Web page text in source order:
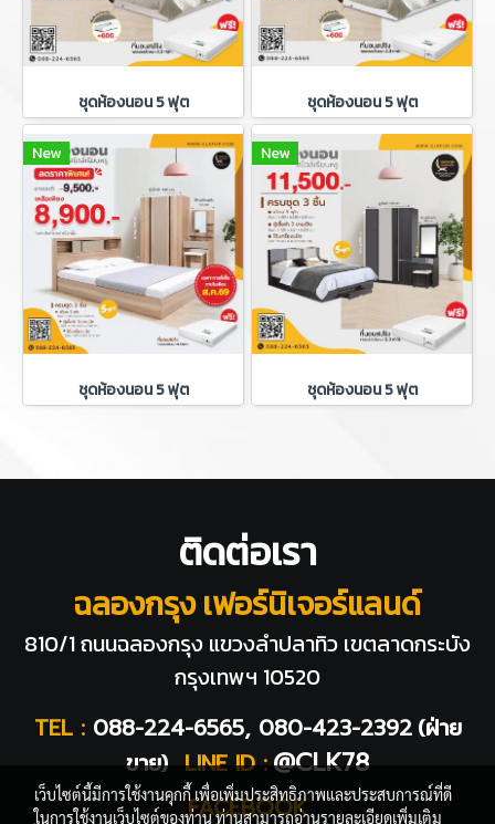
ชุดห้องนอน 5 ฟุต ชุดห้องนอน 5 ฟุต
New
ชุดห้องนอน 5 ฟุต
New
ชุดห้องนอน 5 ฟุต
ติดต่อเรา
ฉลองกรุง เฟอร์นิเจอร์แลนด์
810/1 ถนนฉลองกรุง แขวงลำปลาทิว เขตลาดกระบัง
กรุงเทพฯ 10520
TEL : 088-224-6565, 080-423-2392 (ฝ่าย
ขาย) LINE ID : @CLK78
FACEBOOK
เว็บไซต์นี้มีการใช้งานคุกกี้ เพื่อเพิ่มประสิทธิภาพและประสบการณ์ที่ดี
ในการใช้งานเว็บไซต์ของท่าน ท่านสามารถอ่านรายละเอียดเพิ่มเติม